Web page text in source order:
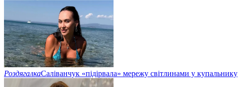
РоздягалкаСаліванчук «підірвала» мережу світлинами у купальнику